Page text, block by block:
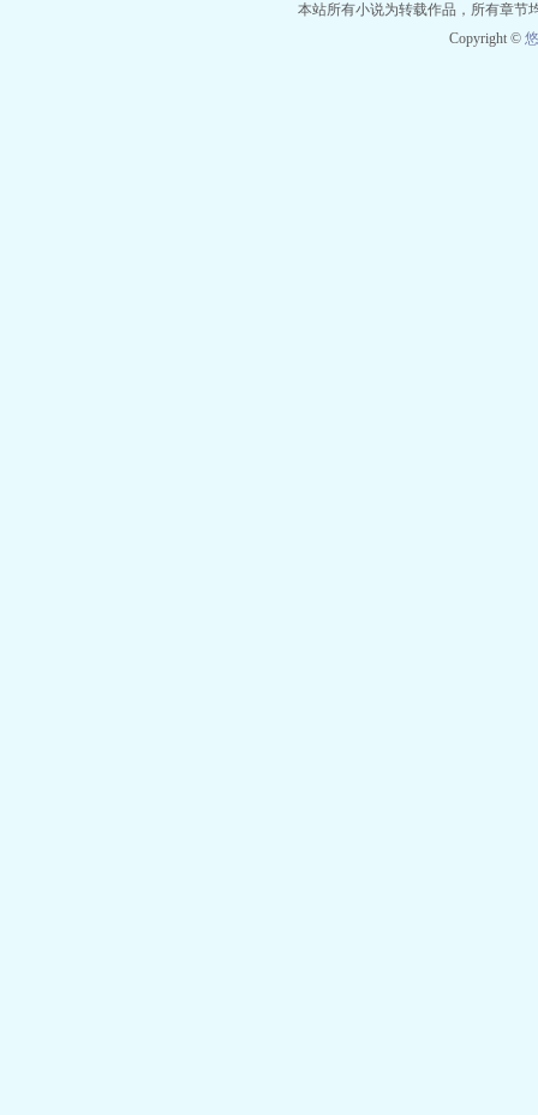
本站所有小说为转载作品，所有章节
Copyright ©